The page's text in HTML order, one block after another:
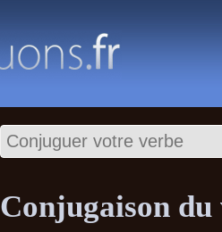
Conjugaison